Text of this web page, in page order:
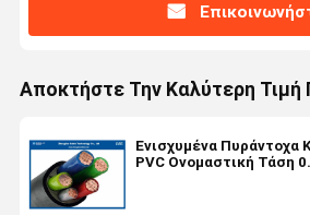
Αποκτήστε Την Καλύτερη Τιμή
Ενισχυμένα
PVC Ονομαστική Τάση